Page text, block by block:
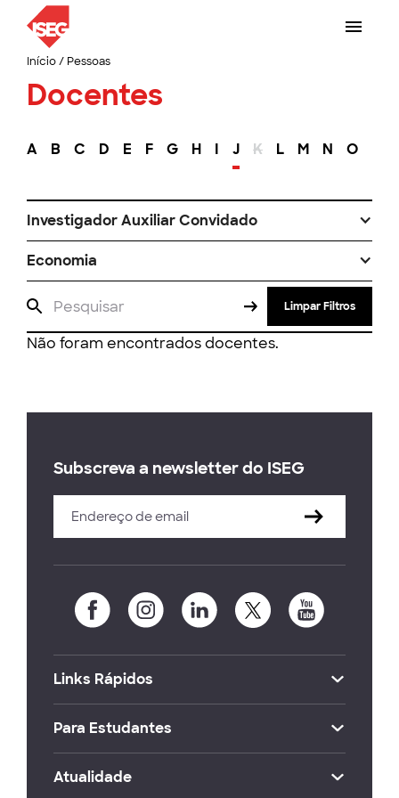
Início/ Pessoas
Docentes
A B C D E F G H I J K L M N O
Investigador Auxiliar Convidado
Economia
Limpar Filtros
Não foram encontrados docentes.
Subscreva a newsletter do ISEG
Links Rápidos
Para Estudantes
Atualidade